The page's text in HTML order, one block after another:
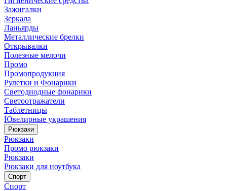
Зажигалки
Зеркала
Ланьярды
Металлические брелки
Открывалки
Полезные мелочи
Промо
Промопродукция
Рулетки и Фонарики
Светодиодные фонарики
Светоотражатели
Таблетницы
Ювелирные украшения
Рюкзаки
Рюкзаки
Промо рюкзаки
Рюкзаки
Рюкзаки для ноутбука
Спорт
Спорт